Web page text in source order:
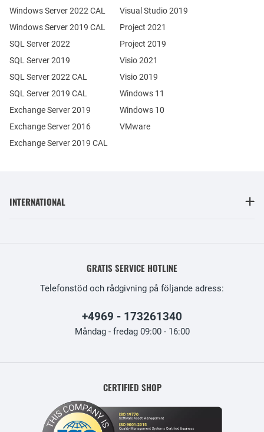
Exchange Server 2019
Exchange Server 2016
SQL Server 2022
SQL Server 2019
Windows Server 2022 CAL
Windows Server 2019 CAL
SQL Server 2022 CAL
SQL Server 2019 CAL
Exchange Server 2019 CAL
Visual Studio 2019
Project 2021
Project 2019
Visio 2021
Visio 2019
Windows 11
Windows 10
VMware
INTERNATIONAL
GRATIS SERVICE HOTLINE
Telefonstöd och rådgivning på följande adress:
+4969 - 173261340
Måndag - fredag 09:00 - 16:00
CERTIFIED SHOP